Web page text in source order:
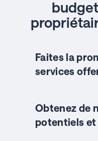
Faites la
services
Obtenez de
potentiels et